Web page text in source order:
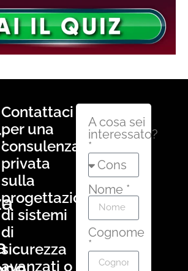
Contattaci
per una
consulenza
privata
sulla
progettazione
di sistemi
di
sicurezza
avanzati o
A cosa sei
interessato?
*
Nome *
Cognome
*